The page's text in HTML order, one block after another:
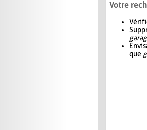
Votre
que